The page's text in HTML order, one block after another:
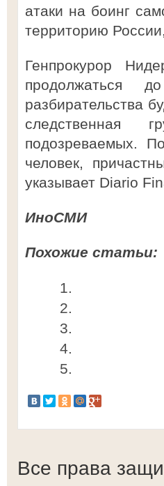
атаки на боинг
территорию
Генпрокурор
продолжаться
разбирательства
следственная
подозреваемых.
человек,
указывает Diario
ИноСМИ
Похожие статьи:
Все права